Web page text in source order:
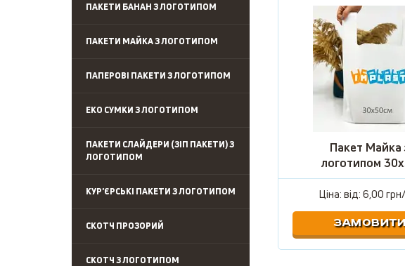
ПАКЕТИ БАНАН З ЛОГОТИПОМ
ПАКЕТИ МАЙКА З ЛОГОТИПОМ
ПАПЕРОВІ ПАКЕТИ З ЛОГОТИПОМ
ЕКО СУМКИ З ЛОГОТИПОМ
ПАКЕТИ СЛАЙДЕРИ (ЗІП ПАКЕТИ) З
ЛОГОТИПОМ
КУР'ЄРСЬКІ ПАКЕТИ З ЛОГОТИПОМ
СКОТЧ ПРОЗОРИЙ
СКОТЧ З ЛОГОТИПОМ
Пакет Майка
логотипом
Ціна: від:6,00